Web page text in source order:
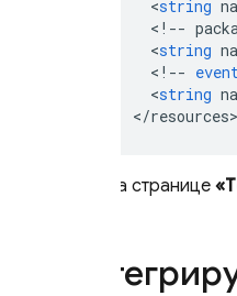
<string
< !--
<string
< !--
<string
</resources
На странице